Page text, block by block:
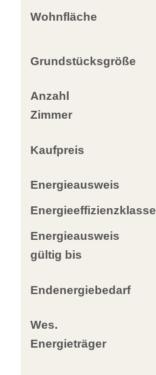
Wohnfläche
Grundstücksgröße
Anzahl
Zimmer
Kaufpreis
Energieausweis
Energieeffizienzklasse
Energieausweis
gültig bis
Endenergiebedarf
Wes.
Energieträger